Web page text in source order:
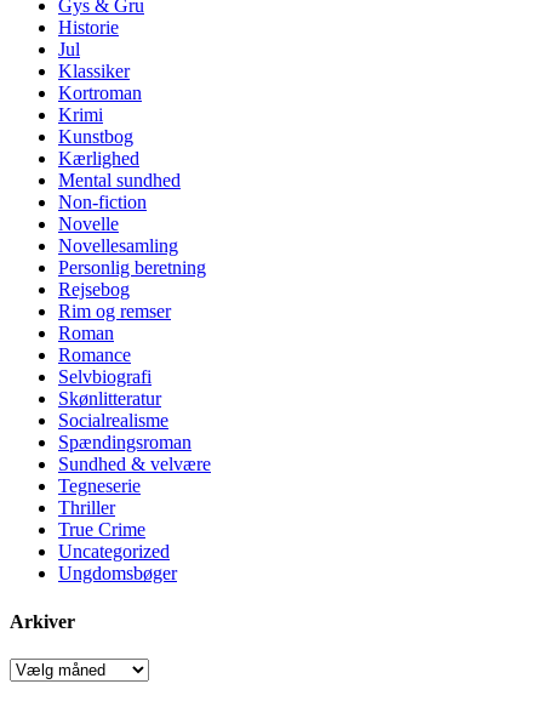
Gys & Gru
Historie
Jul
Klassiker
Kortroman
Krimi
Kunstbog
Kærlighed
Mental sundhed
Non-fiction
Novelle
Novellesamling
Personlig beretning
Rejsebog
Rim og remser
Roman
Romance
Selvbiografi
Skønlitteratur
Socialrealisme
Spændingsroman
Sundhed & velvære
Tegneserie
Thriller
True Crime
Uncategorized
Ungdomsbøger
Arkiver
Arkiver